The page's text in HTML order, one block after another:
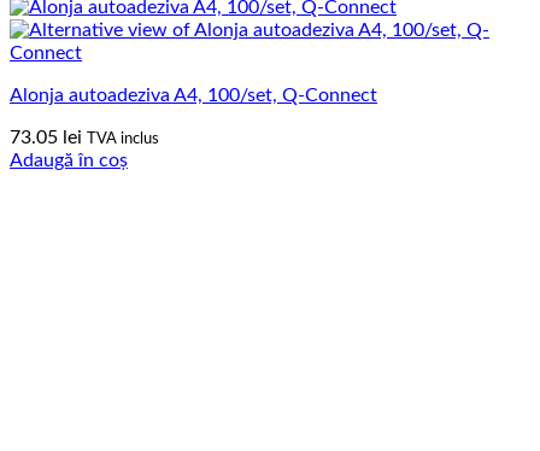
Alonja autoadeziva A4, 100/set, Q-Connect
73.05 lei TVA inclus
Adaugă în coș